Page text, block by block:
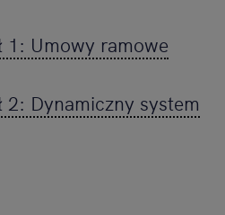
1: Umowy ramowe
2: Dynamiczny system